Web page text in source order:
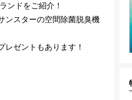
ンドをご紹介！
ンスターの空間除菌脱臭機
ゼントもあります！